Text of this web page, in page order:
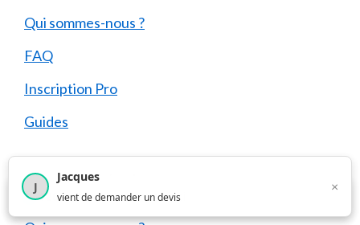
Qui sommes-nous ?
FAQ
Inscription Pro
Guides
Mentions Légales
4 208utilisateurs ce mois-ci
J
Jacques
vient de demander un devis
×